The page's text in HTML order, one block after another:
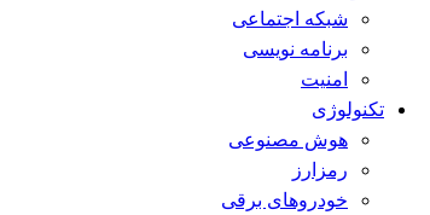
شبکه اجتماعی
برنامه نویسی
امنیت
تکنولوژی
هوش مصنوعی
رمزارز
خودروهای برقی